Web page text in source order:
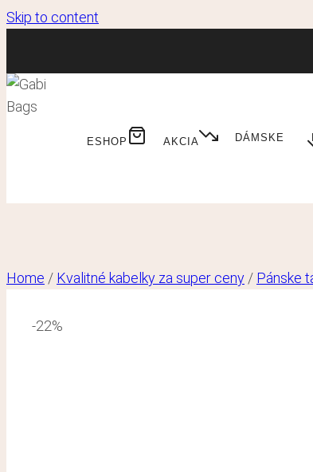
Skip to content
ESHOP AKCIA DÁMSKE
Home / Kvalitné kabelky za super ceny / Pánske
-22%